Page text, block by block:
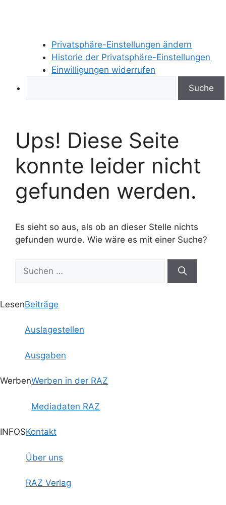
Privatsphäre-Einstellungen ändern
Historie der Privatsphäre-Einstellungen
Einwilligungen widerrufen
Ups! Diese Seite
konnte leider nicht
gefunden werden.
Es sieht so aus, als ob an dieser Stelle nichts
gefunden wurde. Wie wäre es mit einer Suche?
nach:
LesenBeiträge
Auslagestellen
Ausgaben
WerbenWerben in der RAZ
Mediadaten RAZ
INFOSKontakt
Über uns
RAZ Verlag